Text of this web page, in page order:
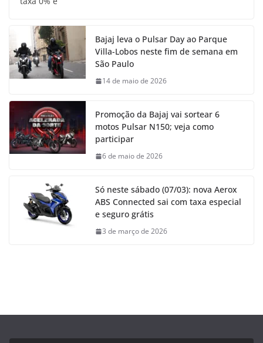
Bajaj leva o Pulsar Day ao Parque
Villa-Lobos neste fim de semana em
São Paulo
14 de maio de 2026
Promoção da Bajaj vai sortear 6
motos Pulsar N150; veja como
participar
6 de maio de 2026
Só neste sábado (07/03): nova Aerox
ABS Connected sai com taxa especial
e seguro grátis
3 de março de 2026